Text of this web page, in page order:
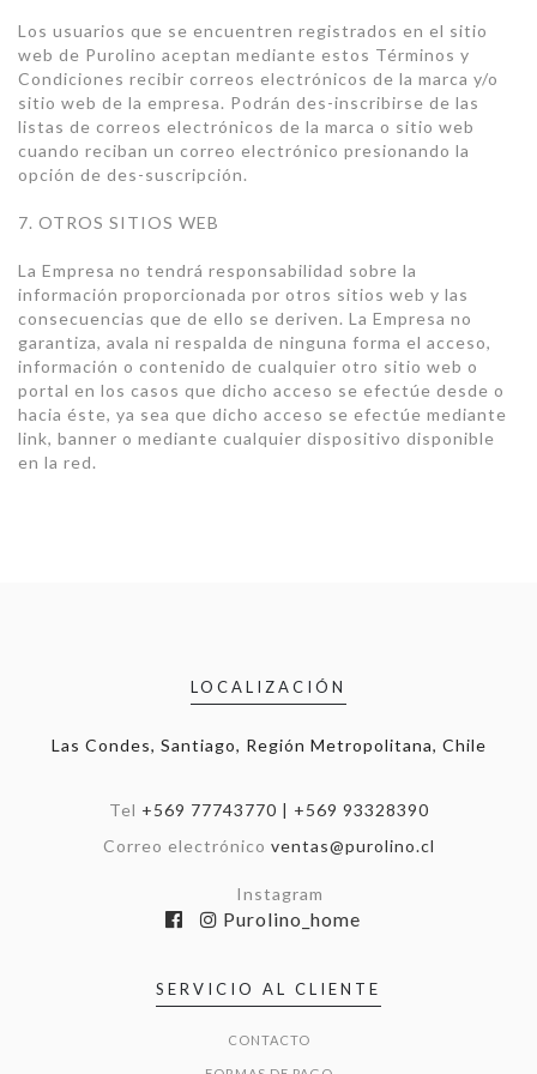
Los usuarios que se encuentren registrados en el sitio
web de Purolino aceptan mediante estos Términos y
Condiciones recibir correos electrónicos de la marca y/o
sitio web de la empresa. Podrán des-inscribirse de las
listas de correos electrónicos de la marca o sitio web
cuando reciban un correo electrónico presionando la
opción de des-suscripción.
7. OTROS SITIOS WEB
La Empresa no tendrá responsabilidad sobre la
información proporcionada por otros sitios web y las
consecuencias que de ello se deriven. La Empresa no
garantiza, avala ni respalda de ninguna forma el acceso,
información o contenido de cualquier otro sitio web o
portal en los casos que dicho acceso se efectúe desde o
hacia éste, ya sea que dicho acceso se efectúe mediante
link, banner o mediante cualquier dispositivo disponible
en la red.
LOCALIZACIÓN
Las Condes, Santiago, Región Metropolitana, Chile
Tel +569 77743770 | +569 93328390
Correo electrónico ventas@purolino.cl
Instagram
Purolino_home
SERVICIO AL CLIENTE
CONTACTO